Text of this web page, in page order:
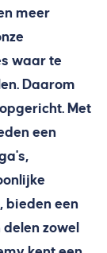
meer
waar te
Daarom
Met
een
bieden een
zowel